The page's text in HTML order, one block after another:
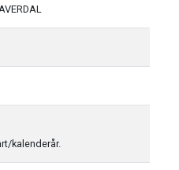
kalenderår.